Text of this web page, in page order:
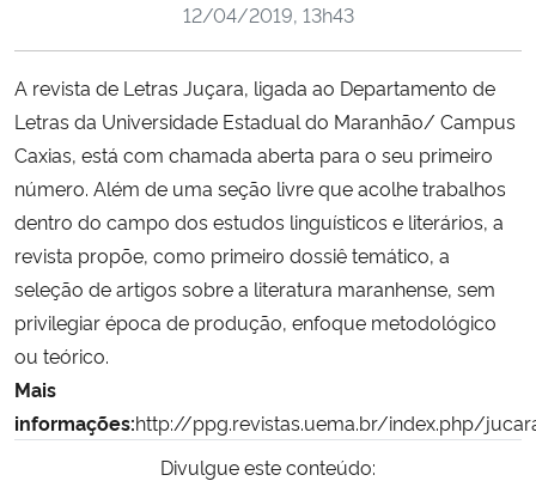
Ministério da Saúde
Ministério de Minas e Energia
Ministério do Meio Ambiente
Ministério do Turismo
Ministério do Desenvolvimento Regional
Controladoria-Geral da União
12/04/2019, 13h43
A revista de Letras Juçara, ligada ao Departamento de
Letras da Universidade Estadual do Maranhão/ Campus
Caxias, está com chamada aberta para o seu primeiro
número. Além de uma seção livre que acolhe trabalhos
dentro do campo dos estudos linguísticos e literários, a
revista propõe, como primeiro dossiê temático, a
seleção de artigos sobre a literatura maranhense, sem
privilegiar época de produção, enfoque metodológico
ou teórico.
Mais
informações:http://ppg.revistas.uema.br/index.php/
Divulgue este conteúdo: